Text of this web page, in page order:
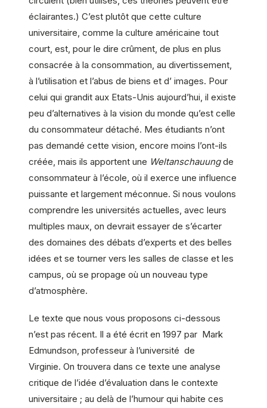
éclairantes.) C’est plutôt que cette culture
universitaire, comme la culture américaine tout
court, est, pour le dire crûment, de plus en plus
consacrée à la consommation, au divertissement,
à l’utilisation et l’abus de biens et d’ images. Pour
celui qui grandit aux Etats-Unis aujourd’hui, il existe
peu d’alternatives à la vision du monde qu’est celle
du consommateur détaché. Mes étudiants n’ont
pas demandé cette vision, encore moins l’ont-ils
créée, mais ils apportent une Weltanschauungde
consommateur à l’école, où il exerce une influence
puissante et largement méconnue. Si nous voulons
comprendre les universités actuelles, avec leurs
multiples maux, on devrait essayer de s’écarter
des domaines des débats d’experts et des belles
idées et se tourner vers les salles de classe et les
campus, où se propage où un nouveau type
d’atmosphère.
Le texte que nous vous proposons ci-dessous
n’est pas récent. Il a été écrit en 1997 par Mark
Edmundson, professeur à l’université de
Virginie. On trouvera dans ce texte une analyse
critique de l’idée d’évaluation dans le contexte
universitaire ; au delà de l’humour qui habite ces